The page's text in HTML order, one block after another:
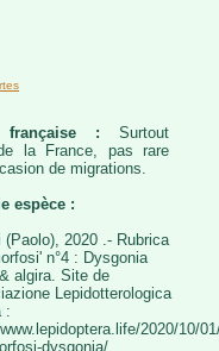
française : Surtout
la France, pas rare
de migrations.
espèce :
(Paolo), 2020 .- Rubrica
n°4 : Dysgonia
algira. Site de
Lepidotterologica
:
2020/10/
dysgonia/